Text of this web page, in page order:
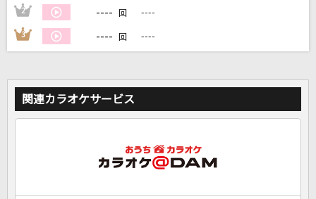
2 ---- 回 ----
3 ---- 回 ----
関連カラオケサービス